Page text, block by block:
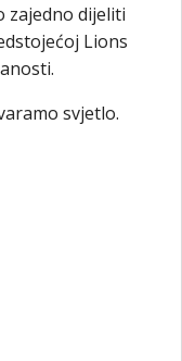
zajedno dijeliti
Lions
svjetlo.